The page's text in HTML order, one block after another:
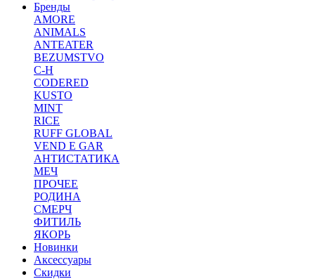
Бренды
AMORE
ANIMALS
ANTEATER
BEZUMSTVO
C-H
CODERED
KUSTO
MINT
RICE
RUFF GLOBAL
VEND E GAR
АНТИСТАТИКА
МЕЧ
ПРОЧЕЕ
РОДИНА
СМЕРЧ
ФИТИЛЬ
ЯКОРЬ
Новинки
Аксессуары
Скидки